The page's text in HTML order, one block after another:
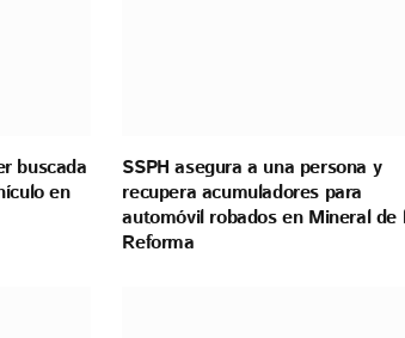
buscada
en
SSPH asegura a una persona y
recupera acumuladores para
automóvil robados en Mineral de
Reforma